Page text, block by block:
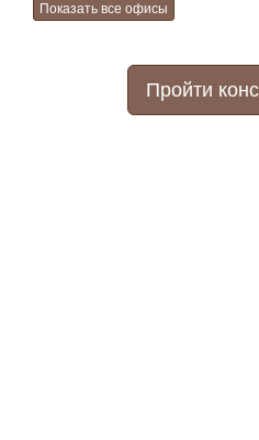
Показать все офисы
Пройти